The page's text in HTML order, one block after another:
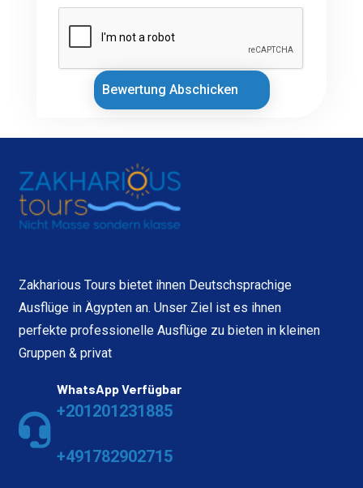
Bewertung Abschicken
Zakharious Tours bietet ihnen Deutschsprachige
Ausflüge in Ägypten an. Unser Ziel ist es ihnen
perfekte professionelle Ausflüge zu bieten in kleinen
Gruppen & privat
WhatsApp Verfügbar
+201201231885
+491782902715